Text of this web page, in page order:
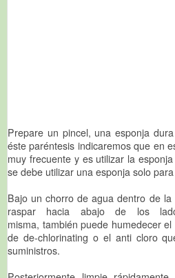
Prepare un pincel, una esponja
éste paréntesis indicaremos que en
muy frecuente y es utilizar la
se debe utilizar una esponja solo
Bajo un chorro de agua dentro de
raspar hacia abajo de los
misma, también puede humedecer
de de-chlorinating o el anti cloro
suministros.